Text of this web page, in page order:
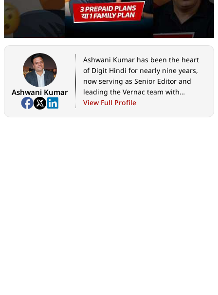
Ashwani Kumar
Ashwani Kumar has been the heart
of Digit Hindi for nearly nine years,
now serving as Senior Editor and
leading the Vernac team with
passion. He’s known for making
View Full Profile